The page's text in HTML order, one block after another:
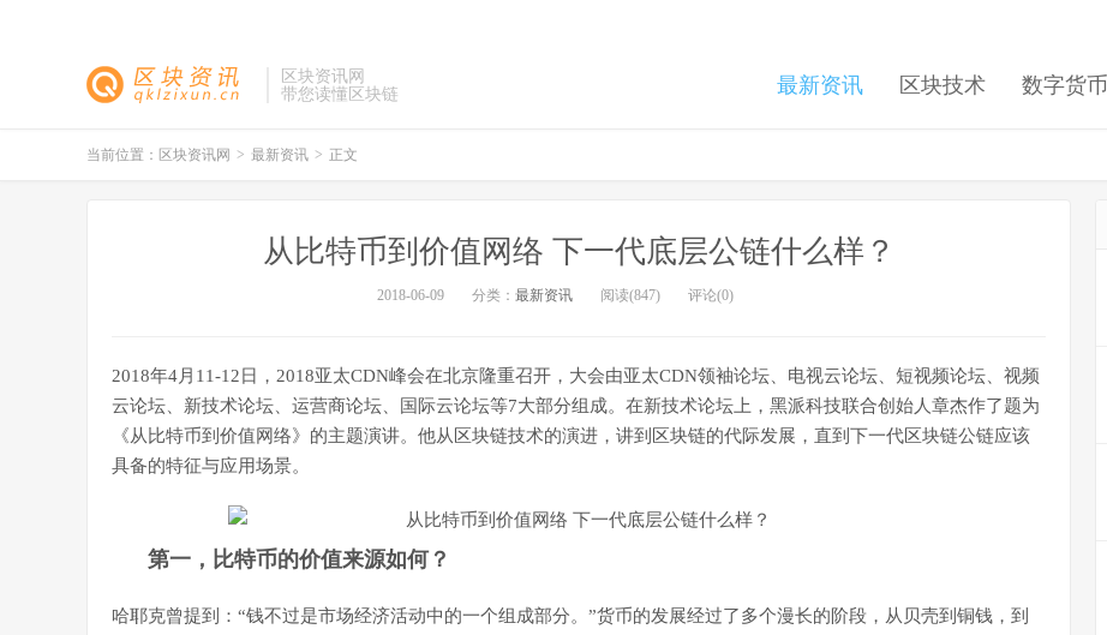
区块资讯网
带您读懂区块链
最新资讯 区块技术 数字货币
当前位置： 区块资讯网 > 最新资讯 > 正文
从比特币到价值网络 下一代底层公链什么样？
2018-06-09 分类： 最新资讯 阅读(847) 评论(0)
2018年4月11-12日，2018亚太CDN峰会在北京隆重召开，大会由亚太CDN领袖论坛、电视云论坛、短视频论坛、视频
云论坛、新技术论坛、运营商论坛、国际云论坛等7大部分组成。在新技术论坛上，黑派科技联合创始人章杰作了题为
《从比特币到价值网络》的主题演讲。他从区块链技术的演进，讲到区块链的代际发展，直到下一代区块链公链应该
具备的特征与应用场景。
第一，比特币的价值来源如何？
哈耶克曾提到：“钱不过是市场经济活动中的一个组成部分。”货币的发展经过了多个漫长的阶段，从贝壳到铜钱，到